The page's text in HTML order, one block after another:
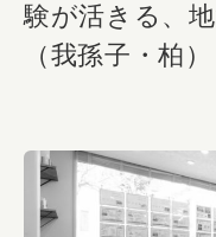
験が活きる、
（我孫子・柏）